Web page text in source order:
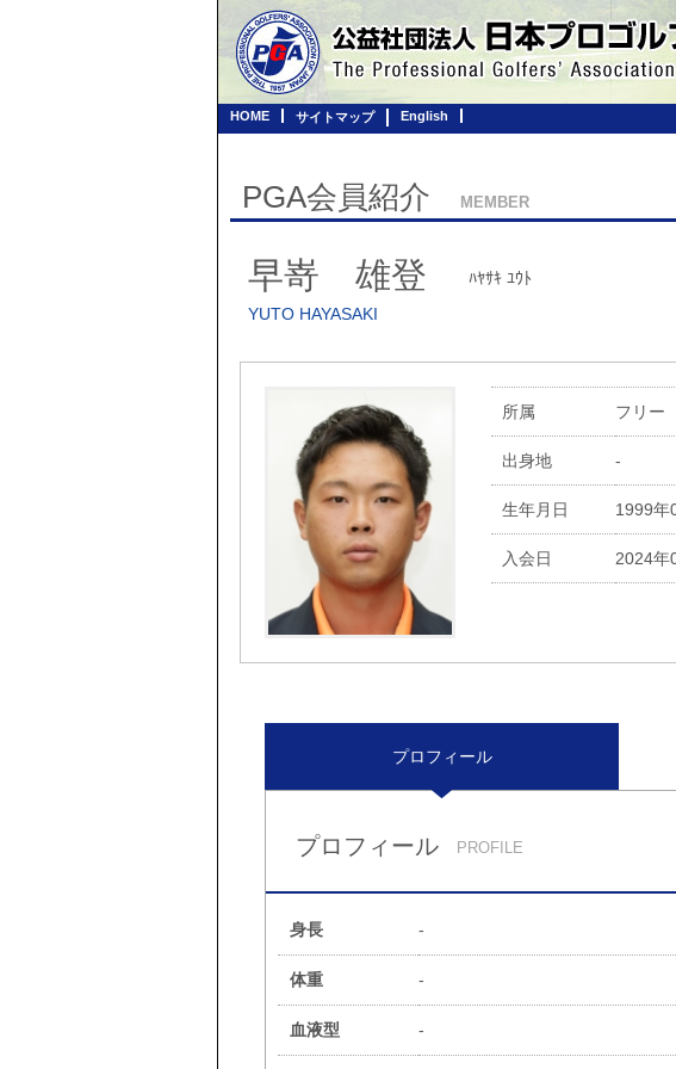
HOME サイトマップ English
PGA会員紹介 MEMBER
早嵜 雄登
ﾊﾔｻｷ ﾕｳﾄ
YUTO HAYASAKI
所属 フリー
出身地 -
生年月日 1999年
入会日 2024年
プロフィール
プロフィール PROFILE
身長 -
体重 -
血液型 -